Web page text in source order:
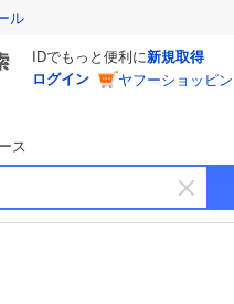
ル
IDでもっと便利に新規取得
ログイン
ヤフーショッピ
ス
キ
ー